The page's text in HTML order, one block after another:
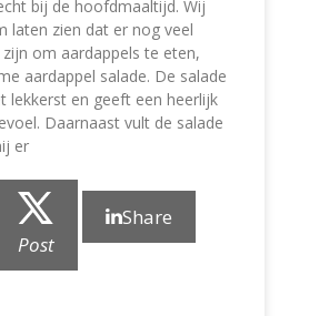
bij de hoofdmaaltijd. Wij
laten zien dat er nog veel
om aardappels te eten,
aardappel salade. De salade
lekkerst en geeft een heerlijk
Daarnaast vult de salade
er
Post
Share